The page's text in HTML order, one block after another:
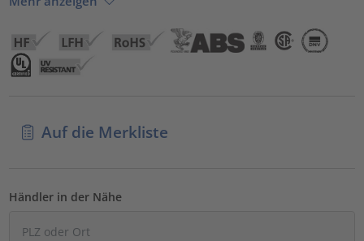
Auf die Merkliste
Händler in der Nähe